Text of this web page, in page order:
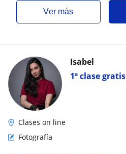
ver más
1ª clase gratis
Isabel
Clases on line
Fotografía